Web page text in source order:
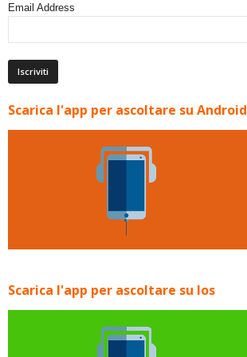
Email Address
Scarica l'app per ascoltare su Android
Scarica l'app per ascoltare su Ios